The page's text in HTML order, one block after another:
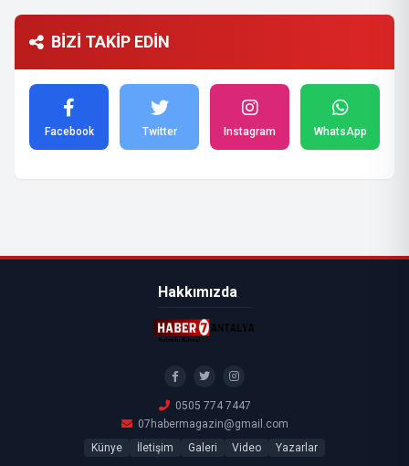
BİZİ TAKİP EDİN
Facebook Twitter Instagram WhatsApp
Hakkımızda
0505 774 7447
07habermagazin@gmail.com
Künye
İletişim Galeri Video Yazarlar